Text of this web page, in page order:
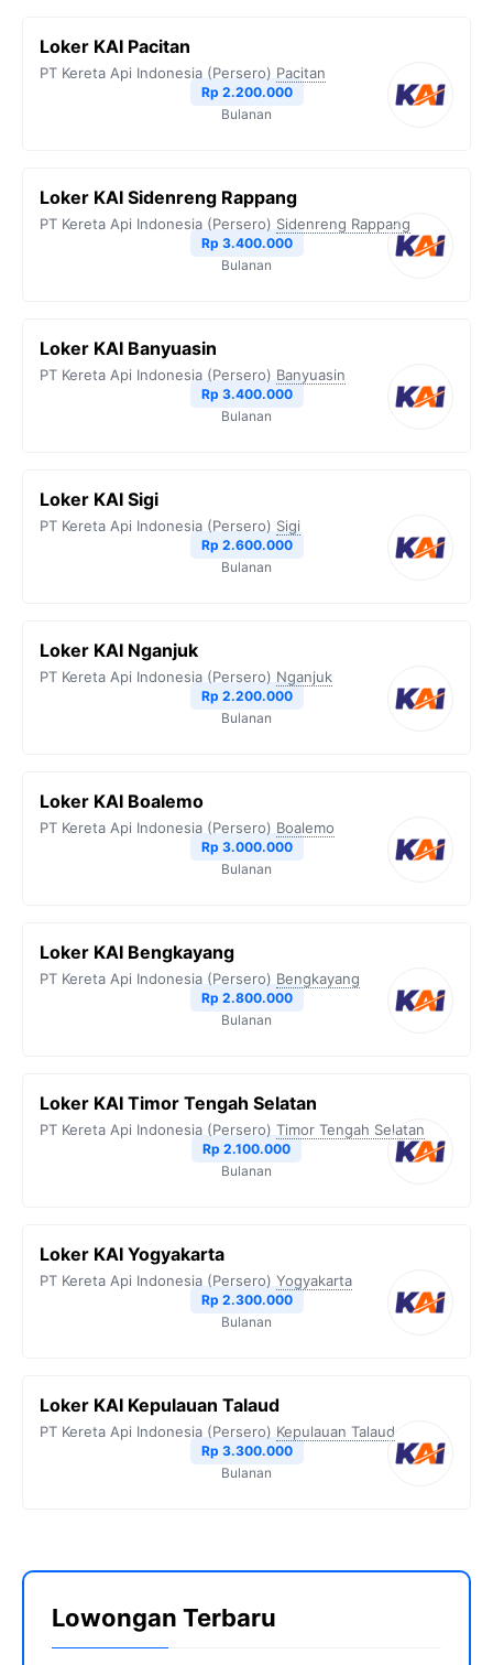
Loker KAI Pacitan
PT Kereta Api Indonesia (Persero) Pacitan
Rp 2.200.000
Bulanan
Loker KAI Sidenreng Rappang
PT Kereta Api Indonesia (Persero) Sidenreng Rappang
Rp 3.400.000
Bulanan
Loker KAI Banyuasin
PT Kereta Api Indonesia (Persero) Banyuasin
Rp 3.400.000
Bulanan
Loker KAI Sigi
PT Kereta Api Indonesia (Persero) Sigi
Rp 2.600.000
Bulanan
Loker KAI Nganjuk
PT Kereta Api Indonesia (Persero) Nganjuk
Rp 2.200.000
Bulanan
Loker KAI Boalemo
PT Kereta Api Indonesia (Persero) Boalemo
Rp 3.000.000
Bulanan
Loker KAI Bengkayang
PT Kereta Api Indonesia (Persero) Bengkayang
Rp 2.800.000
Bulanan
Loker KAI Timor Tengah Selatan
PT Kereta Api Indonesia (Persero) Timor Tengah Selatan
Rp 2.100.000
Bulanan
Loker KAI Yogyakarta
PT Kereta Api Indonesia (Persero) Yogyakarta
Rp 2.300.000
Bulanan
Loker KAI Kepulauan Talaud
PT Kereta Api Indonesia (Persero) Kepulauan Talaud
Rp 3.300.000
Bulanan
Lowongan Terbaru